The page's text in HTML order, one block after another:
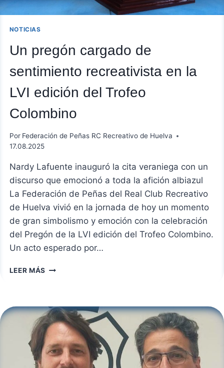
NOTICIAS
Un pregón cargado de
sentimiento recreativista en la
LVI edición del Trofeo
Colombino
Por Federación de Peñas RC Recreativo de Huelva
17.08.2025
Nardy Lafuente inauguró la cita veraniega con un
discurso que emocionó a toda la afición albiazul
La Federación de Peñas del Real Club Recreativo
de Huelva vivió en la jornada de hoy un momento
de gran simbolismo y emoción con la celebración
del Pregón de la LVI edición del Trofeo Colombino.
Un acto esperado por…
LEER MÁS UN
SENTIMIENTO
RECREATIVISTA
EN
LA
LVI
EDICIÓN